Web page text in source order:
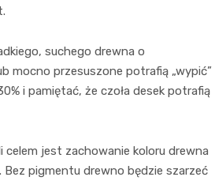
suchego drewna o
mocno przesuszone potrafią „wypić”
i pamiętać, że czoła desek potrafią
jest zachowanie koloru drewna
pigmentu drewno będzie szarzeć